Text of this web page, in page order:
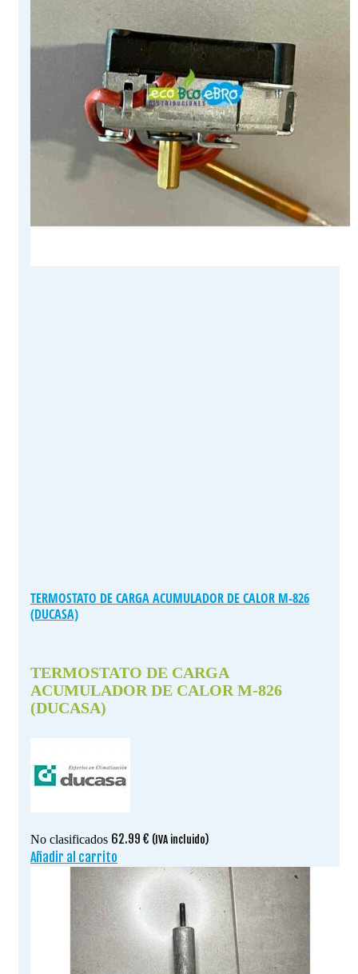
TERMOSTATO DE CARGA ACUMULADOR DE CALOR M-826
(DUCASA)
TERMOSTATO DE CARGA
ACUMULADOR DE CALOR M-826
(DUCASA)
No clasificados 62.99 € (IVA incluido)
Añadir al carrito